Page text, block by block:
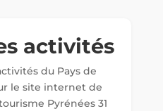
activités
du Pays de
le site internet de
Pyrénées 31